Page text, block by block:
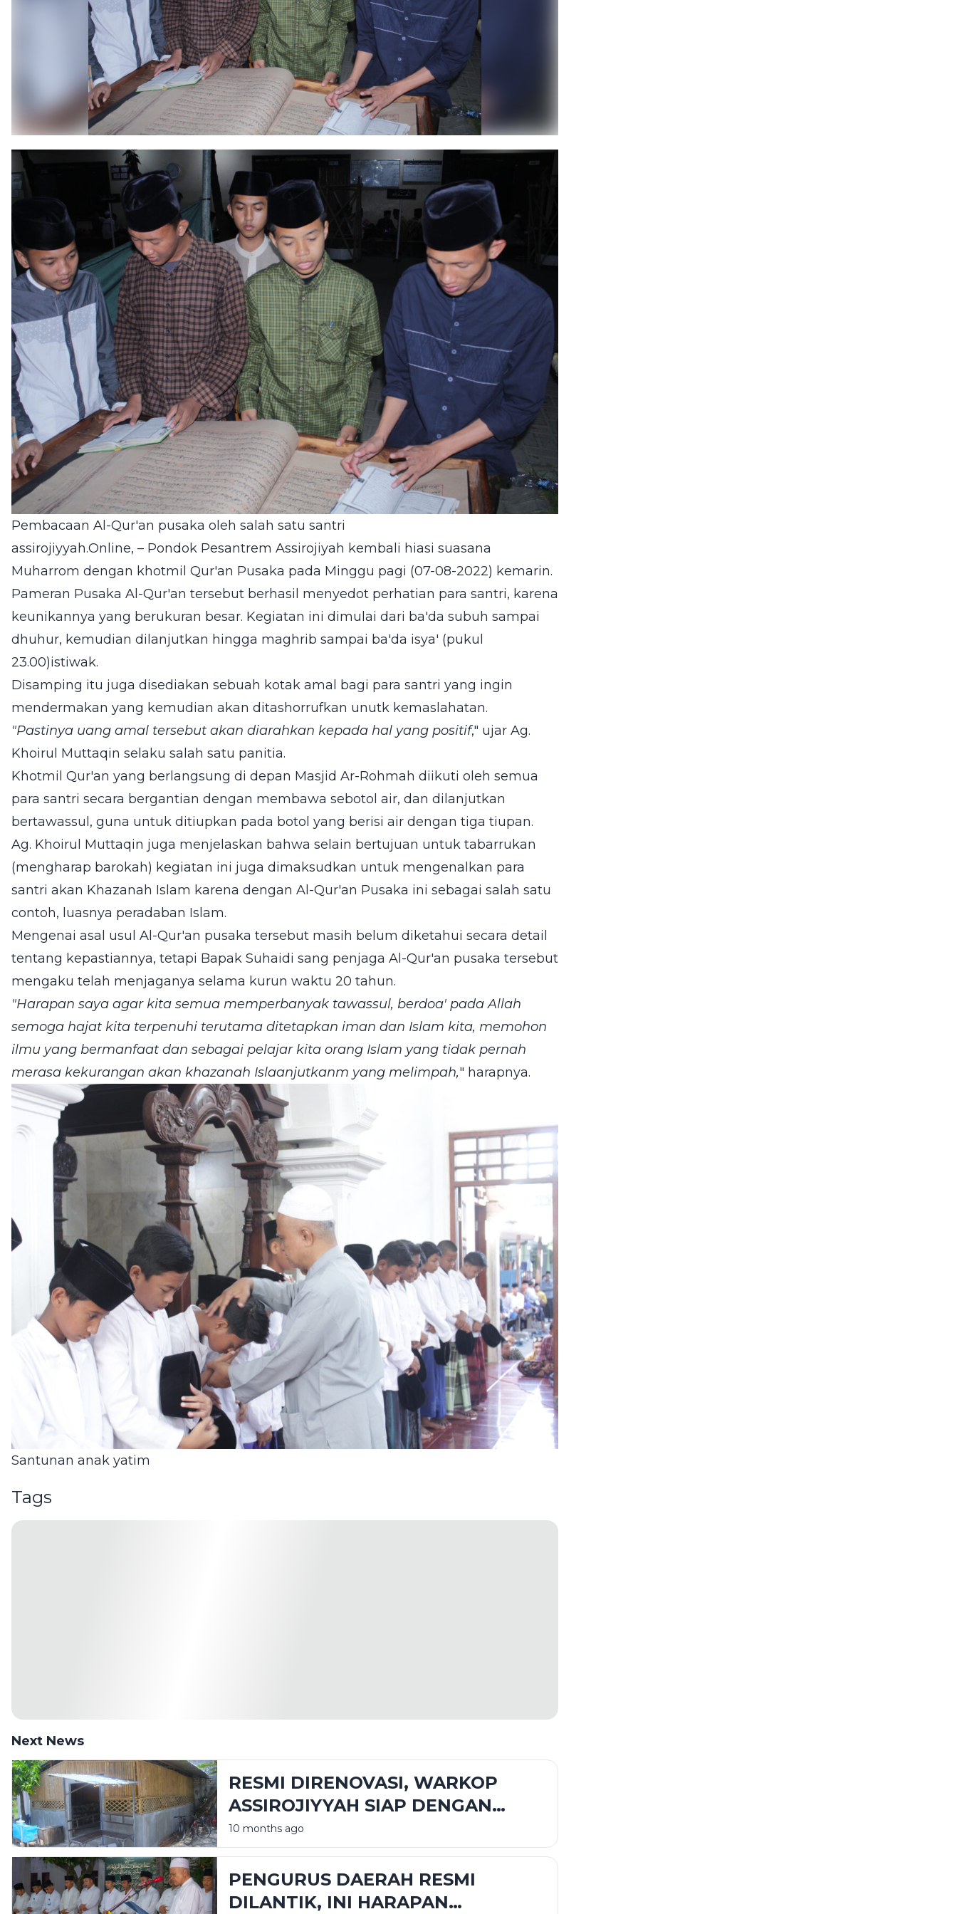
Pembacaan Al-Qur'an pusaka oleh salah satu santri
assirojiyyah.Online, – Pondok Pesantrem Assirojiyah kembali hiasi suasana
Muharrom dengan khotmil Qur'an Pusaka pada Minggu pagi (07-08-2022) kemarin.
Pameran Pusaka Al-Qur'an tersebut berhasil menyedot perhatian para santri, karena
keunikannya yang berukuran besar. Kegiatan ini dimulai dari ba'da subuh sampai
dhuhur, kemudian dilanjutkan hingga maghrib sampai ba'da isya' (pukul
23.00)istiwak.
Disamping itu juga disediakan sebuah kotak amal bagi para santri yang ingin
mendermakan yang kemudian akan ditashorrufkan unutk kemaslahatan.
"Pastinya uang amal tersebut akan diarahkan kepada hal yang positif," ujar Ag.
Khoirul Muttaqin selaku salah satu panitia.
Khotmil Qur'an yang berlangsung di depan Masjid Ar-Rohmah diikuti oleh semua
para santri secara bergantian dengan membawa sebotol air, dan dilanjutkan
bertawassul, guna untuk ditiupkan pada botol yang berisi air dengan tiga tiupan.
Ag. Khoirul Muttaqin juga menjelaskan bahwa selain bertujuan untuk tabarrukan
(mengharap barokah) kegiatan ini juga dimaksudkan untuk mengenalkan para
santri akan Khazanah Islam karena dengan Al-Qur'an Pusaka ini sebagai salah satu
contoh, luasnya peradaban Islam.
Mengenai asal usul Al-Qur'an pusaka tersebut masih belum diketahui secara detail
tentang kepastiannya, tetapi Bapak Suhaidi sang penjaga Al-Qur'an pusaka tersebut
mengaku telah menjaganya selama kurun waktu 20 tahun.
"Harapan saya agar kita semua memperbanyak tawassul, berdoa' pada Allah
semoga hajat kita terpenuhi terutama ditetapkan iman dan Islam kita, memohon
ilmu yang bermanfaat dan sebagai pelajar kita orang Islam yang tidak pernah
merasa kekurangan akan khazanah Islaanjutkanm yang melimpah," harapnya.
Santunan anak yatim
Tags
Next News
RESMI DIRENOVASI, WARKOP
ASSIROJIYYAH SIAP DENGAN
FASILITAS BARU
10 months ago
PENGURUS DAERAH RESMI
DILANTIK, INI HARAPAN